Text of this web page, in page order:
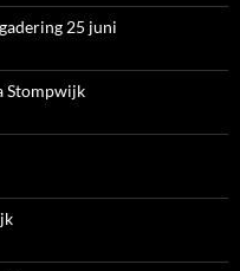
25 juni
Stompwijk